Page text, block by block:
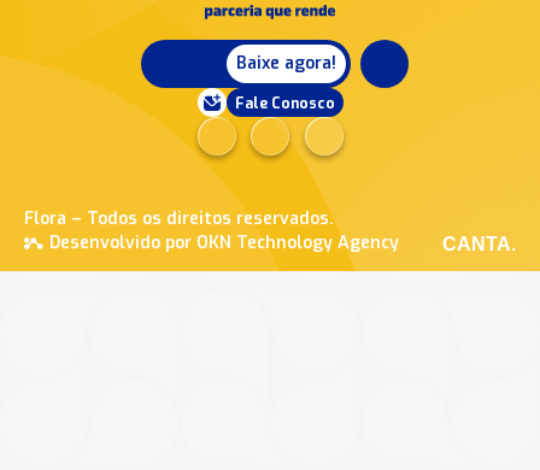
Baixe agora!
Fale Conosco
Flora – Todos os direitos reservados.
Desenvolvido por OKN Technology Agency
CANTA.